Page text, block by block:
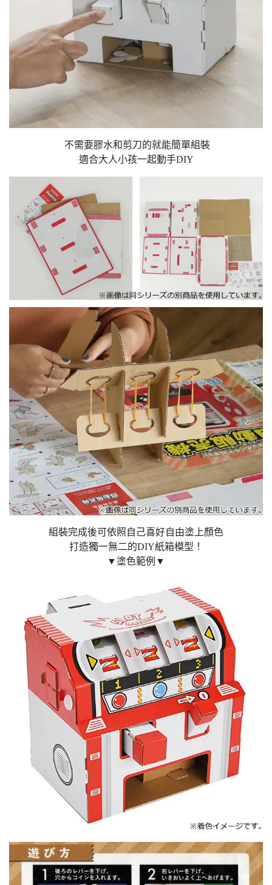
不需要膠水和剪刀的就能簡單組裝
適合大人小孩一起動手DIY
組裝完成後可依照自己喜好自由塗上顏色
打造獨一無二的DIY紙箱模型！
▼塗色範例▼